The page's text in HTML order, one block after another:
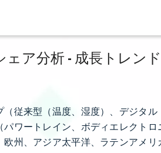
ア分析 - 成長トレン
従来型（温度、湿度）、デジタ
ワートレイン、ボディエレクト
州、アジア太平洋、ラテンアメ